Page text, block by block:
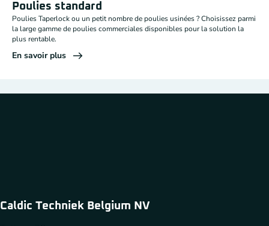
Poulies standard
Poulies Taperlock ou un petit nombre de poulies usinées ? Choisissez parmi
la large gamme de poulies commerciales disponibles pour la solution la
plus rentable.
En savoir plus
Caldic Techniek Belgium NV